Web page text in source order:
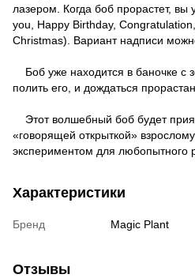
лазером. Когда боб прорастет, вы
you, Happy Birthday,
Christmas). Вариант надписи
Боб уже находится в баночке с
полить его, и дождаться
Этот волшебный боб будет
«говорящей открыткой»
экспериментом для любопытного
Характеристики
Бренд Magic Plant
Отзывы